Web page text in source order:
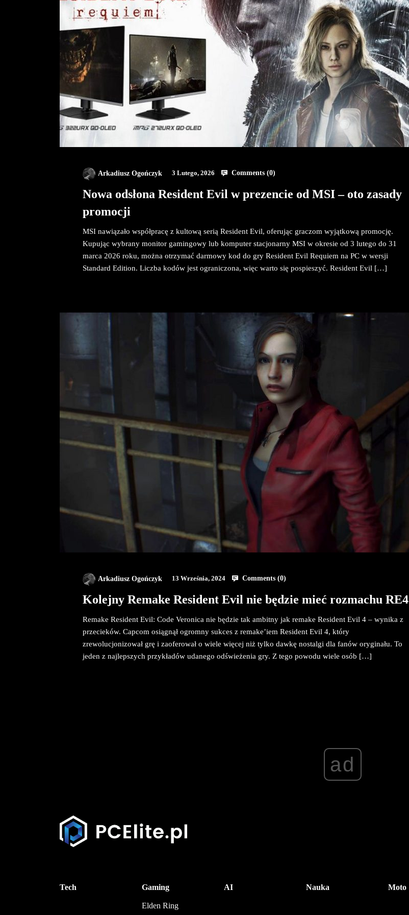
Arkadiusz Ogończyk 3 Lutego, 2026 Comments (0)
Nowa odsłona Resident Evil w prezencie od MSI – oto zasady
promocji
MSI nawiązało współpracę z kultową serią Resident Evil, oferując graczom wyjątkową promocję.
Kupując wybrany monitor gamingowy lub komputer stacjonarny MSI w okresie od 3 lutego do 31
marca 2026 roku, można otrzymać darmowy kod do gry Resident Evil Requiem na PC w wersji
Standard Edition. Liczba kodów jest ograniczona, więc warto się pospieszyć. Resident Evil […]
Arkadiusz Ogończyk 13 Września, 2024 Comments (0)
Kolejny Remake Resident Evil nie będzie mieć rozmachu RE4
Remake Resident Evil: Code Veronica nie będzie tak ambitny jak remake Resident Evil 4 – wynika z
przecieków. Capcom osiągnął ogromny sukces z remake’iem Resident Evil 4, który
zrewolucjonizował grę i zaoferował o wiele więcej niż tylko dawkę nostalgi dla fanów oryginału. To
jeden z najlepszych przykładów udanego odświeżenia gry. Z tego powodu wiele osób […]
ad
Tech Gaming
Elden Ring
AI Nauka Moto